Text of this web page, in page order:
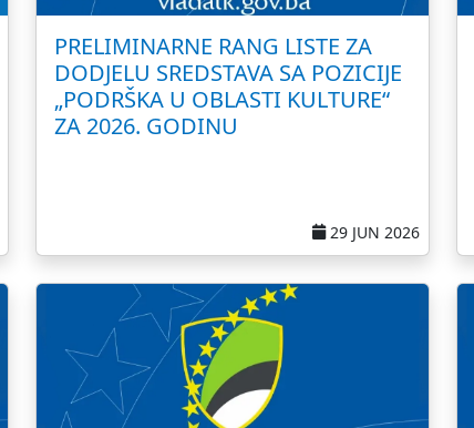
PRELIMINARNE RANG LISTE ZA
DODJELU SREDSTAVA SA POZICIJE
„PODRŠKA U OBLASTI KULTURE“
ZA 2026. GODINU
29 JUN 2026